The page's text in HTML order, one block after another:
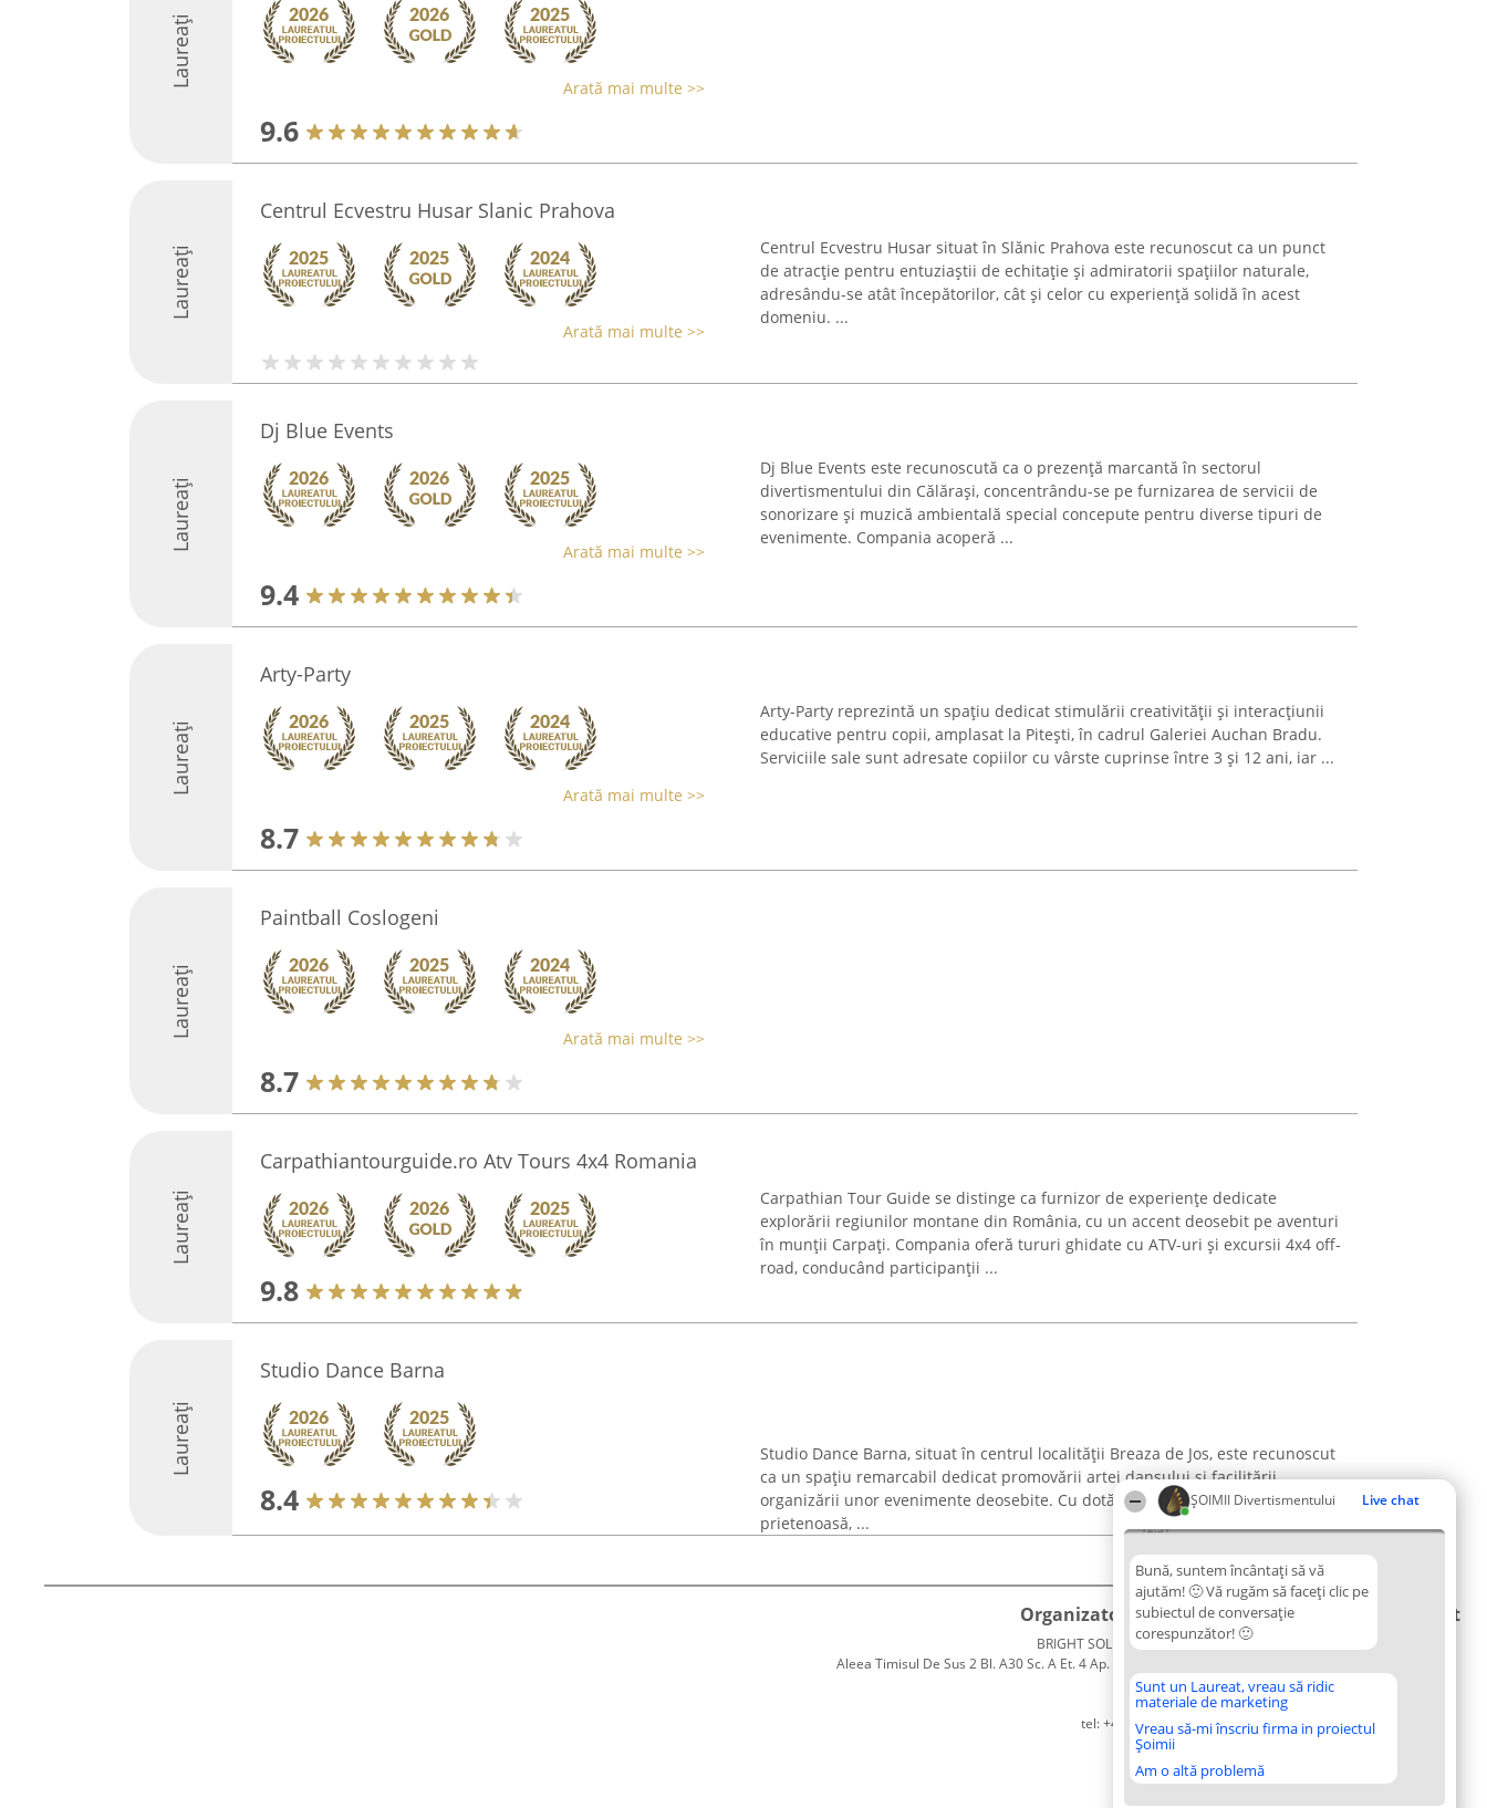
ŞOIMII Divertismentului Live chat
12:31
Bună, suntem încântați să vă
ajutăm! 🙂 Vă rugăm să faceți clic pe
subiectul de conversație
corespunzător! 🙂
Sunt un Laureat, vreau să ridic
materiale de marketing
Vreau să-mi înscriu firma in proiectul
Șoimii
Am o altă problemă
Laureați Arată mai multe >>
9.6
Laureați
Centrul Ecvestru Husar Slanic Prahova
Arată mai multe >>
Centrul Ecvestru Husar situat în Slănic Prahova este recunoscut ca un punct
de atracție pentru entuziaștii de echitație și admiratorii spațiilor naturale,
adresându-se atât începătorilor, cât și celor cu experiență solidă în acest
domeniu. ...
Laureați
Dj Blue Events
Arată mai multe >>
9.4
Dj Blue Events este recunoscută ca o prezență marcantă în sectorul
divertismentului din Călărași, concentrându-se pe furnizarea de servicii de
sonorizare și muzică ambientală special concepute pentru diverse tipuri de
evenimente. Compania acoperă ...
Laureați
Arty-Party
Arată mai multe >>
8.7
Arty-Party reprezintă un spațiu dedicat stimulării creativității și interacțiunii
educative pentru copii, amplasat la Pitești, în cadrul Galeriei Auchan Bradu.
Serviciile sale sunt adresate copiilor cu vârste cuprinse între 3 și 12 ani, iar ...
Laureați
Paintball Coslogeni
Arată mai multe >>
8.7
Laureați
Carpathiantourguide.ro Atv Tours 4x4 Romania
9.8
Carpathian Tour Guide se distinge ca furnizor de experiențe dedicate
explorării regiunilor montane din România, cu un accent deosebit pe aventuri
în munții Carpați. Compania oferă tururi ghidate cu ATV-uri și excursii 4x4 off-
road, conducând participanții ...
Laureați
Studio Dance Barna
8.4
Studio Dance Barna, situat în centrul localității Breaza de Jos, este recunoscut
ca un spațiu remarcabil dedicat promovării artei dansului și facilitării
organizării unor evenimente deosebite. Cu dotări moderne și o atmosferă
prietenoasă, ...
Organizator Ranking
BRIGHT SOLUTIONS BR SRL
Aleea Timisul De Sus 2 Bl. A30 Sc. A Et. 4 Ap. 13 Cod 061952
București
CUI 36737675
tel: +40 770 990 492
Plebiscyt
Tuturor
Laureaților
Reguli
confidențialitate
Contact